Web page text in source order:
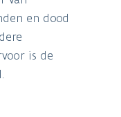
en dood
is de